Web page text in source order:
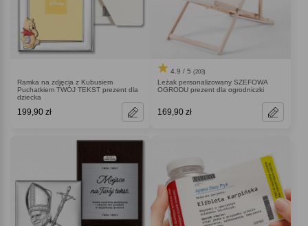
Ramka na zdjęcia z Kubusiem
Puchatkiem TWÓJ TEKST prezent dla
dziecka
199,90 zł
4.9 / 5 (203)
Leżak personalizowany SZEFOWA
OGRODU prezent dla ogrodniczki
169,90 zł